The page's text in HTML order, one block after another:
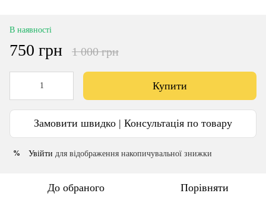
В наявності
750 грн 1 000 грн
Купити
Замовити швидко | Консультація по товару
% Увійти для відображення накопичувальної знижки
До обраного Порівняти